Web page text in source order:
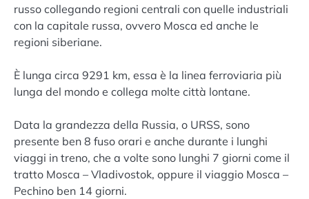
russo collegando regioni centrali con quelle industriali
con la capitale russa, ovvero Mosca ed anche le
regioni siberiane.
È lunga circa 9291 km, essa è la linea ferroviaria più
lunga del mondo e collega molte città lontane.
Data la grandezza della Russia, o URSS, sono
presente ben 8 fuso orari e anche durante i lunghi
viaggi in treno, che a volte sono lunghi 7 giorni come il
tratto Mosca – Vladivostok, oppure il viaggio Mosca –
Pechino ben 14 giorni.